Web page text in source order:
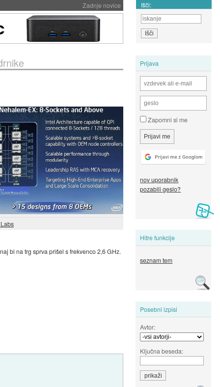
Zadnje novice Išči:
Prijava
Zapomni si me
nov uporabnik
pozabili geslo?
Hitre funkcije
seznam tem
Posebni izpisi
Avtor:
Ključna beseda:
bi na trg sprva prišel s frekvenco 2,6 GHz.